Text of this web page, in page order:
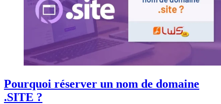
Pourquoi réserver un nom de domaine
.SITE ?